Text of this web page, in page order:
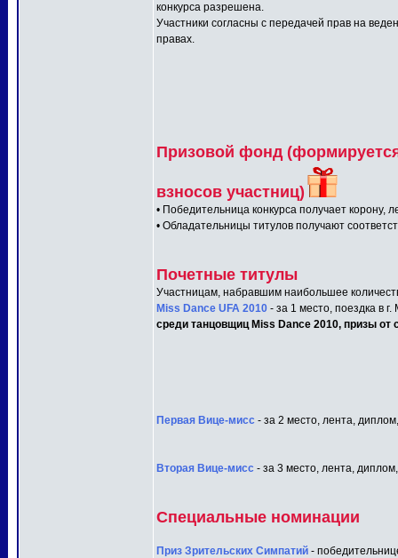
конкурса разрешена.
Участники согласны с передачей прав на
правах.
Призовой фонд
взносов участниц)
• Победительница конкурса получает корону,
• Обладательницы титулов получают
Почетные титулы
Участницам, набравшим наибольшее
Miss Dance UFA 2010 - за 1 место, поездка в
среди танцовщиц Miss Dance 2010, призы от
Первая Вице-мисс - за 2 место, лента,
Вторая Вице-мисс - за 3 место, лента,
Специальные номинации
Приз Зрительских Симпатий -